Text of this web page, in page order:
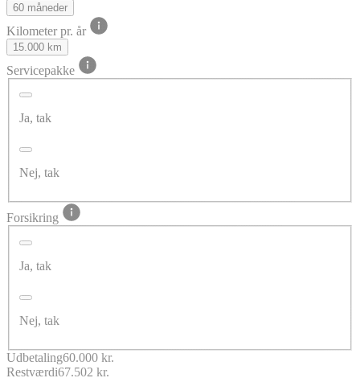
60 måneder
Kilometer pr. år
15.000 km
Servicepakke
Ja, tak
Nej, tak
Forsikring
Ja, tak
Nej, tak
Udbetaling60.000 kr.
Restværdi67.502 kr.